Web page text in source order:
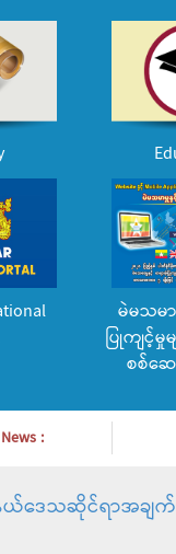
မဲမသမ
ပြုကျင့်မှု
စစ်ဆ
:
ဒေသဆိုင်ရာအချ